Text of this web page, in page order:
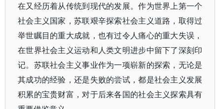
在又经历着从传统到现代的发展。作为世界上第一个
社会主义国家，苏联艰辛探索社会主义道路，取得过
举世瞩目的重大成就，也有过令人痛心的重大失误，
在世界社会主义运动和人类文明进步中留下了深刻印
记。苏联社会主义事业作为一项崭新的探索，无论是
其成功的经验，还是失败的尝试，都是社会主义发展
积累的宝贵财富，对于后来各国的社会主义探索具有